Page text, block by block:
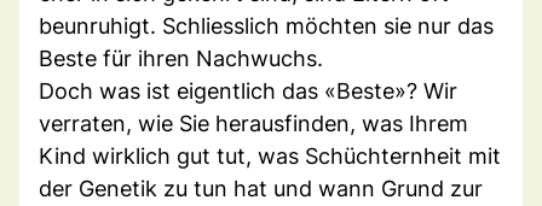
beunruhigt. Schliesslich möchten sie nur das
Beste für ihren Nachwuchs.
Doch was ist eigentlich das «Beste»? Wir
verraten, wie Sie herausfinden, was Ihrem
Kind wirklich gut tut, was Schüchternheit mit
der Genetik zu tun hat und wann Grund zur